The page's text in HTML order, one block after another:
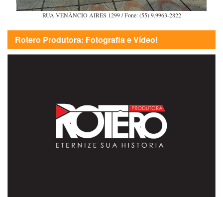
RUA VENÂNCIO AIRES 1299 / Fone: (55) 9.9963-2822
Rotero Produtora: Fotografia e Vídeo!